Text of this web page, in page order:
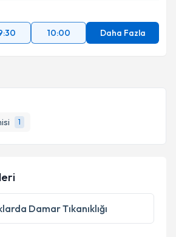
1
10:00 Daha Fazla
Damar Tıkanıklığı